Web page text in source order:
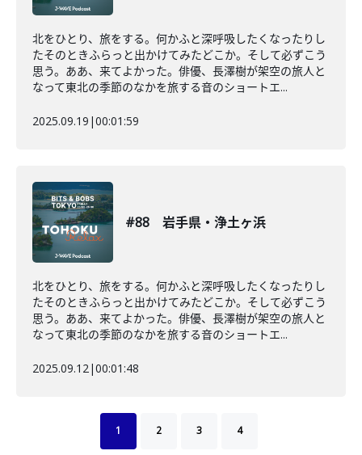
北をひとり、旅をする。何かふと深呼吸したくなったりし
たそのときふらっと出かけてみたどこか。そして必ずこう
思う。ああ、来てよかった。俳優、長澤樹が架空の旅人と
なって東北の季節のなかを旅する音のショートエ...
2025.09.19 |00:01:59
#88 岩手県・浄土ヶ浜
北をひとり、旅をする。何かふと深呼吸したくなったりし
たそのときふらっと出かけてみたどこか。そして必ずこう
思う。ああ、来てよかった。俳優、長澤樹が架空の旅人と
なって東北の季節のなかを旅する音のショートエ...
2025.09.12|00:01:48
1 2 3 4